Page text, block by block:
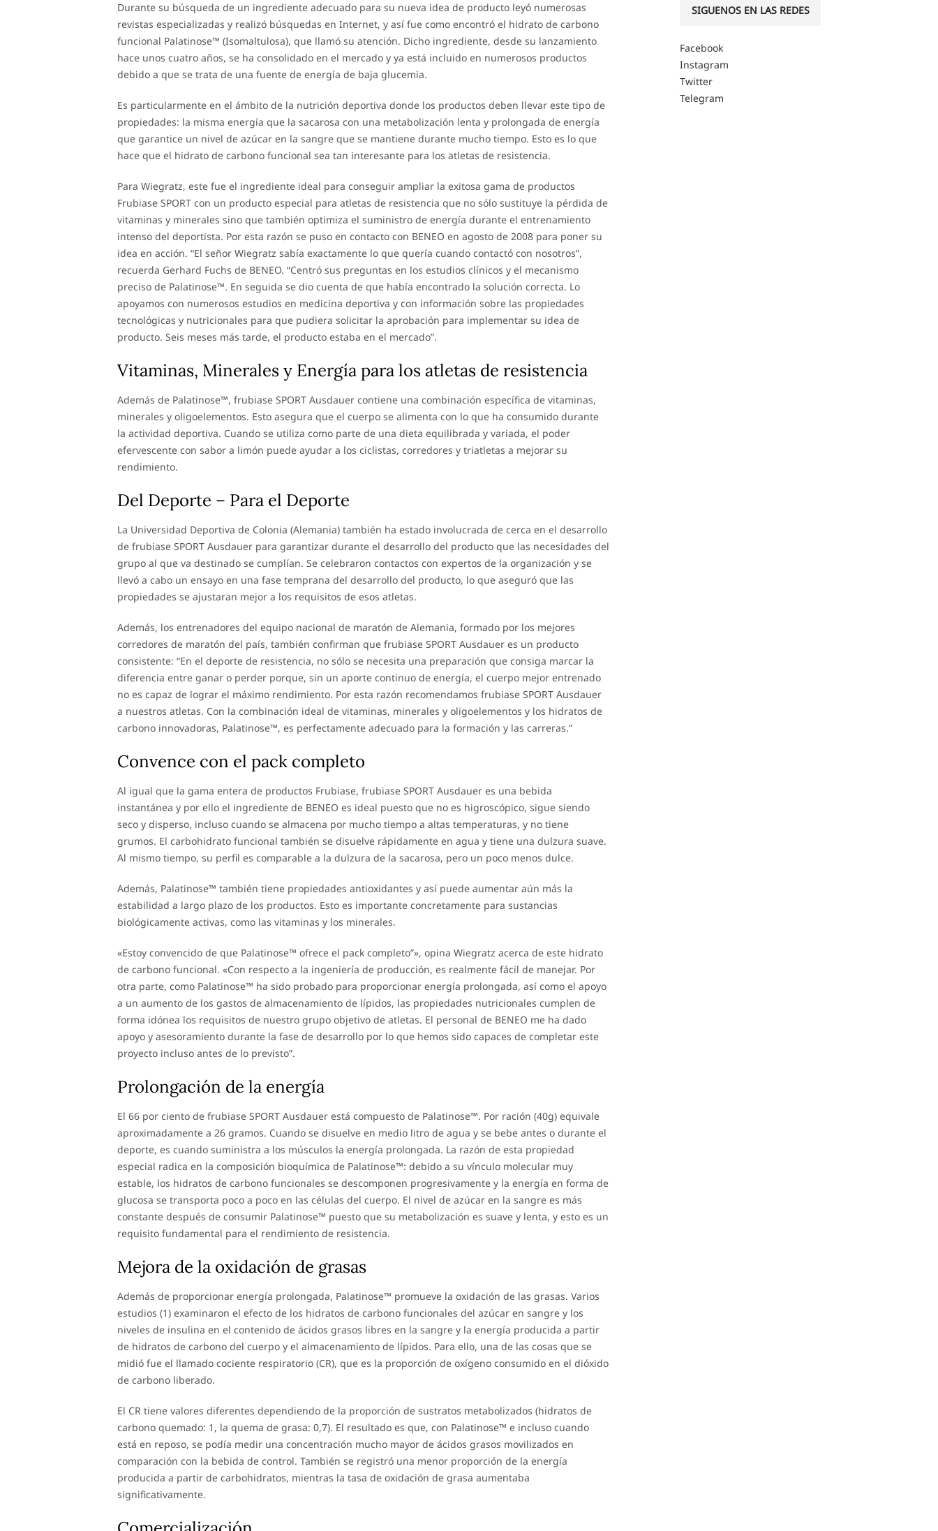
Durante su búsqueda de un ingrediente adecuado para su nueva idea de producto leyó numerosas
revistas especializadas y realizó búsquedas en Internet, y así fue como encontró el hidrato de carbono
funcional Palatinose™ (Isomaltulosa), que llamó su atención. Dicho ingrediente, desde su lanzamiento
hace unos cuatro años, se ha consolidado en el mercado y ya está incluido en numerosos productos
debido a que se trata de una fuente de energía de baja glucemia.
Es particularmente en el ámbito de la nutrición deportiva donde los productos deben llevar este tipo de
propiedades: la misma energía que la sacarosa con una metabolización lenta y prolongada de energía
que garantice un nivel de azúcar en la sangre que se mantiene durante mucho tiempo. Esto es lo que
hace que el hidrato de carbono funcional sea tan interesante para los atletas de resistencia.
Para Wiegratz, este fue el ingrediente ideal para conseguir ampliar la exitosa gama de productos
Frubiase SPORT con un producto especial para atletas de resistencia que no sólo sustituye la pérdida de
vitaminas y minerales sino que también optimiza el suministro de energía durante el entrenamiento
intenso del deportista. Por esta razón se puso en contacto con BENEO en agosto de 2008 para poner su
idea en acción. “El señor Wiegratz sabía exactamente lo que quería cuando contactó con nosotros”,
recuerda Gerhard Fuchs de BENEO. “Centró sus preguntas en los estudios clínicos y el mecanismo
preciso de Palatinose™. En seguida se dio cuenta de que había encontrado la solución correcta. Lo
apoyamos con numerosos estudios en medicina deportiva y con información sobre las propiedades
tecnológicas y nutricionales para que pudiera solicitar la aprobación para implementar su idea de
producto. Seis meses más tarde, el producto estaba en el mercado”.
Vitaminas, Minerales y Energía para los atletas de resistencia
Además de Palatinose™, frubiase SPORT Ausdauer contiene una combinación específica de vitaminas,
minerales y oligoelementos. Esto asegura que el cuerpo se alimenta con lo que ha consumido durante
la actividad deportiva. Cuando se utiliza como parte de una dieta equilibrada y variada, el poder
efervescente con sabor a limón puede ayudar a los ciclistas, corredores y triatletas a mejorar su
rendimiento.
Del Deporte – Para el Deporte
La Universidad Deportiva de Colonia (Alemania) también ha estado involucrada de cerca en el desarrollo
de frubiase SPORT Ausdauer para garantizar durante el desarrollo del producto que las necesidades del
grupo al que va destinado se cumplían. Se celebraron contactos con expertos de la organización y se
llevó a cabo un ensayo en una fase temprana del desarrollo del producto, lo que aseguró que las
propiedades se ajustaran mejor a los requisitos de esos atletas.
Además, los entrenadores del equipo nacional de maratón de Alemania, formado por los mejores
corredores de maratón del país, también confirman que frubiase SPORT Ausdauer es un producto
consistente: “En el deporte de resistencia, no sólo se necesita una preparación que consiga marcar la
diferencia entre ganar o perder porque, sin un aporte continuo de energía, el cuerpo mejor entrenado
no es capaz de lograr el máximo rendimiento. Por esta razón recomendamos frubiase SPORT Ausdauer
a nuestros atletas. Con la combinación ideal de vitaminas, minerales y oligoelementos y los hidratos de
carbono innovadoras, Palatinose™, es perfectamente adecuado para la formación y las carreras.”
Convence con el pack completo
Al igual que la gama entera de productos Frubiase, frubiase SPORT Ausdauer es una bebida
instantánea y por ello el ingrediente de BENEO es ideal puesto que no es higroscópico, sigue siendo
seco y disperso, incluso cuando se almacena por mucho tiempo a altas temperaturas, y no tiene
grumos. El carbohidrato funcional también se disuelve rápidamente en agua y tiene una dulzura suave.
Al mismo tiempo, su perfil es comparable a la dulzura de la sacarosa, pero un poco menos dulce.
Además, Palatinose™ también tiene propiedades antioxidantes y así puede aumentar aún más la
estabilidad a largo plazo de los productos. Esto es importante concretamente para sustancias
biológicamente activas, como las vitaminas y los minerales.
«Estoy convencido de que Palatinose™ ofrece el pack completo”», opina Wiegratz acerca de este hidrato
de carbono funcional. «Con respecto a la ingeniería de producción, es realmente fácil de manejar. Por
otra parte, como Palatinose™ ha sido probado para proporcionar energía prolongada, así como el apoyo
a un aumento de los gastos de almacenamiento de lípidos, las propiedades nutricionales cumplen de
forma idónea los requisitos de nuestro grupo objetivo de atletas. El personal de BENEO me ha dado
apoyo y asesoramiento durante la fase de desarrollo por lo que hemos sido capaces de completar este
proyecto incluso antes de lo previsto”.
Prolongación de la energía
El 66 por ciento de frubiase SPORT Ausdauer está compuesto de Palatinose™. Por ración (40g) equivale
aproximadamente a 26 gramos. Cuando se disuelve en medio litro de agua y se bebe antes o durante el
deporte, es cuando suministra a los músculos la energía prolongada. La razón de esta propiedad
especial radica en la composición bioquímica de Palatinose™: debido a su vínculo molecular muy
estable, los hidratos de carbono funcionales se descomponen progresivamente y la energía en forma de
glucosa se transporta poco a poco en las células del cuerpo. El nivel de azúcar en la sangre es más
constante después de consumir Palatinose™ puesto que su metabolización es suave y lenta, y esto es un
requisito fundamental para el rendimiento de resistencia.
Mejora de la oxidación de grasas
Además de proporcionar energía prolongada, Palatinose™ promueve la oxidación de las grasas. Varios
estudios (1) examinaron el efecto de los hidratos de carbono funcionales del azúcar en sangre y los
niveles de insulina en el contenido de ácidos grasos libres en la sangre y la energía producida a partir
de hidratos de carbono del cuerpo y el almacenamiento de lípidos. Para ello, una de las cosas que se
midió fue el llamado cociente respiratorio (CR), que es la proporción de oxígeno consumido en el dióxido
de carbono liberado.
El CR tiene valores diferentes dependiendo de la proporción de sustratos metabolizados (hidratos de
carbono quemado: 1, la quema de grasa: 0,7). El resultado es que, con Palatinose™ e incluso cuando
está en reposo, se podía medir una concentración mucho mayor de ácidos grasos movilizados en
comparación con la bebida de control. También se registró una menor proporción de la energía
producida a partir de carbohidratos, mientras la tasa de oxidación de grasa aumentaba
significativamente.
SIGUENOS EN LAS REDES
Facebook
Instagram
Twitter
Telegram